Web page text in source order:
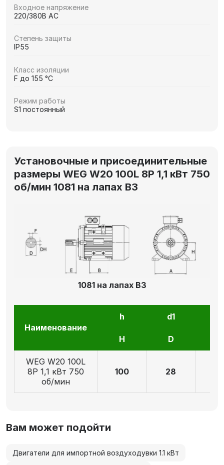
Входное напряжение
220/380В AC
Степень защиты
IP55
Класс изоляции
F до 155 °C
Режим работы
S1 постоянный
Установочные и присоединительные
размеры WEG W20 100L 8P 1,1 кВт 750
об/мин 1081 на лапах В3
1081 на лапах В3
Наименование
h d1
H D
WEG W20 100L
8P 1,1 кВт 750
об/мин
100 28
Вам может подойти
Двигатели для импортной воздуходувки 1.1 кВт